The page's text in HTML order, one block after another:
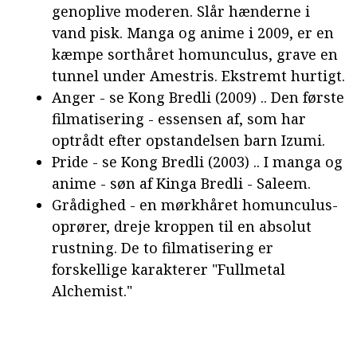
genoplive moderen. Slår hænderne i
vand pisk. Manga og anime i 2009, er en
kæmpe sorthåret homunculus, grave en
tunnel under Amestris. Ekstremt hurtigt.
Anger - se Kong Bredli (2009) .. Den første
filmatisering - essensen af, som har
optrådt efter opstandelsen barn Izumi.
Pride - se Kong Bredli (2003) .. I manga og
anime - søn af Kinga Bredli - Saleem.
Grådighed - en mørkhåret homunculus-
oprører, dreje kroppen til en absolut
rustning. De to filmatisering er
forskellige karakterer "Fullmetal
Alchemist."